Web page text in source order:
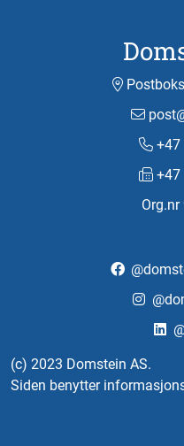
(c) 2023 Domstein AS.
Siden benytter
+47
+47